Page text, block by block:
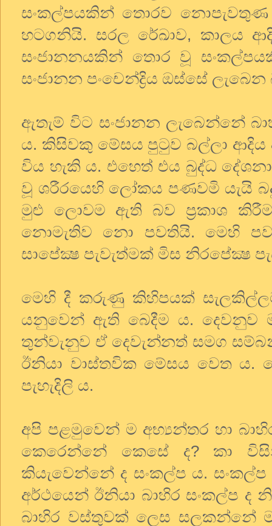
සංකල්පයකින් තොරව නොපැවතුණ
හටගනියි. සරල රේඛාව, කාලය
සංජානනයකින් තොර වූ
සංජානන පංචෙන්ද්‍රිය ඔස්සේ ලැබෙන
ඇතැම් විට සංජානන ලැබෙන්නේ
ය. කිසිවකු මේසය පුටුව බල්ලා
විය හැකි ය. එහෙත් එය බුද්ධ
වූ ශරීරයෙහි ලෝකය පණවමි යැයි
මුළු ලොවම ඇති බව ප්‍රකාශ
නොමැතිව නො පවතියි. මෙහි
සාපේක්‍ෂ පැවැත්මක් මිස නිරපේක්‍ෂ
මෙහි දී කරුණු කිහිපයක්
යනුවෙන් ඇති බෙදීම ය. දෙවනුව
තුන්වැනුව ඒ දෙවැන්නත් සමග
ඊනියා වාස්තවික මේසය වෙත ය.
පැහැදිලි ය.
අපි පළමුවෙන් ම අභ්‍යන්තර හා
කෙරෙන්නේ කෙසේ ද? කා
කියැවෙන්නේ ද සංකල්ප ය.
අර්ථයෙන් ඊනියා බාහිර සංකල්ප
බාහිර වස්තුවක් ලෙස සලකන්නේ